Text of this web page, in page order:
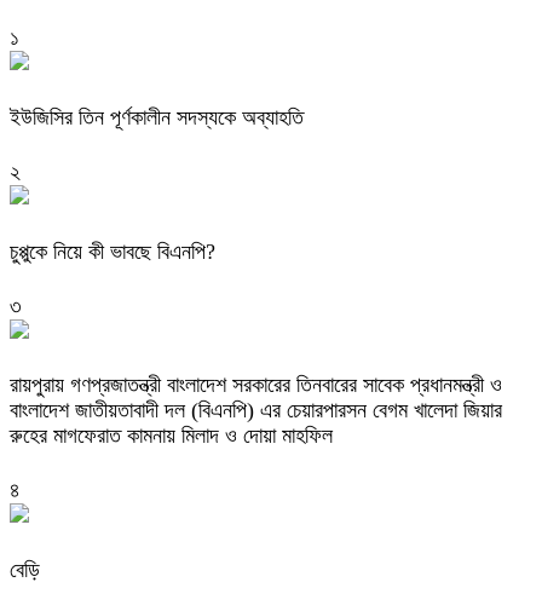
১
ইউজিসির তিন পূর্ণকালীন সদস্যকে অব্যাহতি
২
চুপ্পুকে নিয়ে কী ভাবছে বিএনপি?
৩
রায়পুরায় গণপ্রজাতন্ত্রী বাংলাদেশ সরকারের তিনবারের সাবেক প্রধানমন্ত্রী ও
বাংলাদেশ জাতীয়তাবাদী দল (বিএনপি) এর চেয়ারপারসন বেগম খালেদা জিয়ার
রুহের মাগফেরাত কামনায় মিলাদ ও দোয়া মাহফিল
৪
বেড়ি